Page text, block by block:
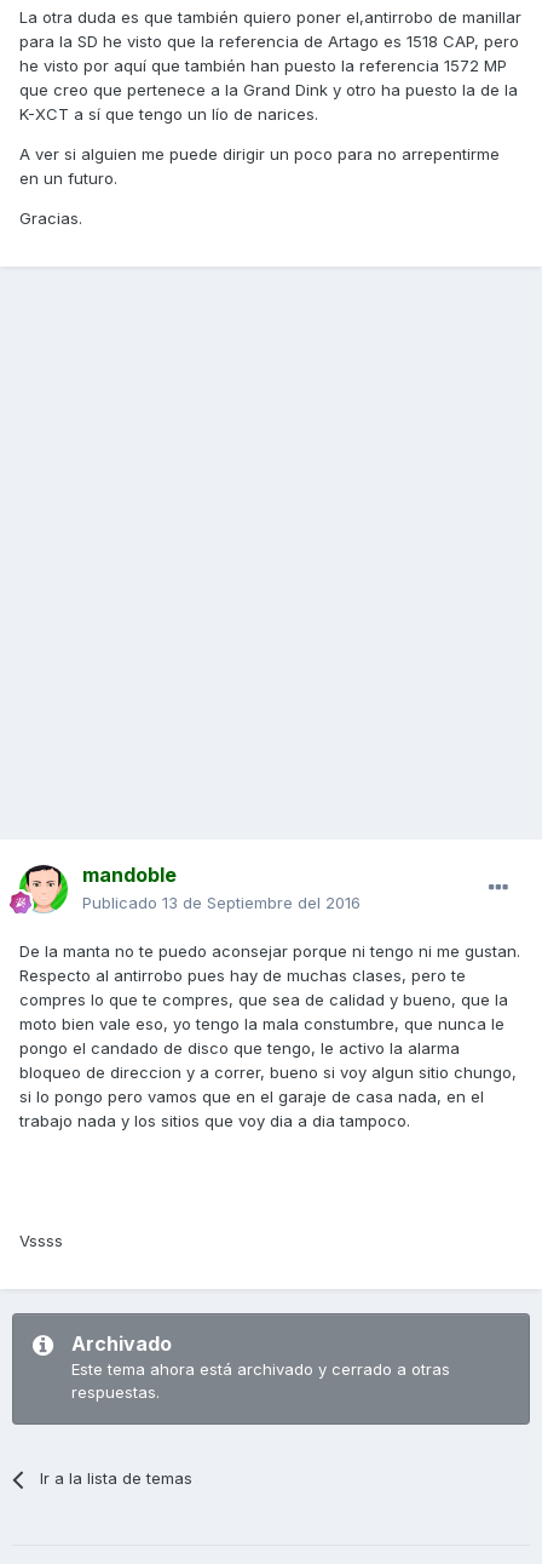
La otra duda es que también quiero poner el,antirrobo de manillar
para la SD he visto que la referencia de Artago es 1518 CAP, pero
he visto por aquí que también han puesto la referencia 1572 MP
que creo que pertenece a la Grand Dink y otro ha puesto la de la
K-XCT a sí que tengo un lío de narices.
A ver si alguien me puede dirigir un poco para no arrepentirme
en un futuro.
Gracias.
mandoble
Publicado 13 de Septiembre del 2016
De la manta no te puedo aconsejar porque ni tengo ni me gustan.
Respecto al antirrobo pues hay de muchas clases, pero te
compres lo que te compres, que sea de calidad y bueno, que la
moto bien vale eso, yo tengo la mala constumbre, que nunca le
pongo el candado de disco que tengo, le activo la alarma
bloqueo de direccion y a correr, bueno si voy algun sitio chungo,
si lo pongo pero vamos que en el garaje de casa nada, en el
trabajo nada y los sitios que voy dia a dia tampoco.
Vssss
Archivado
Este tema ahora está archivado y cerrado a otras
respuestas.
Ir a la lista de temas